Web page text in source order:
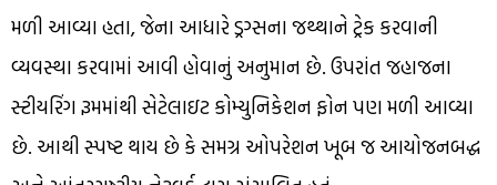
મળી આવ્યા હતા, જેના આધારે ડ્રગ્સના જથ્થાને ટ્રેક કરવાની
વ્યવસ્થા કરવામાં આવી હોવાનું અનુમાન છે. ઉપરાંત જહાજના
સ્ટીયરિંગ રૂમમાંથી સેટેલાઇટ કોમ્યુનિકેશન ફોન પણ મળી આવ્યા
છે. આથી સ્પષ્ટ થાય છે કે સમગ્ર ઓપરેશન ખૂબ જ આયોજનબદ્ધ